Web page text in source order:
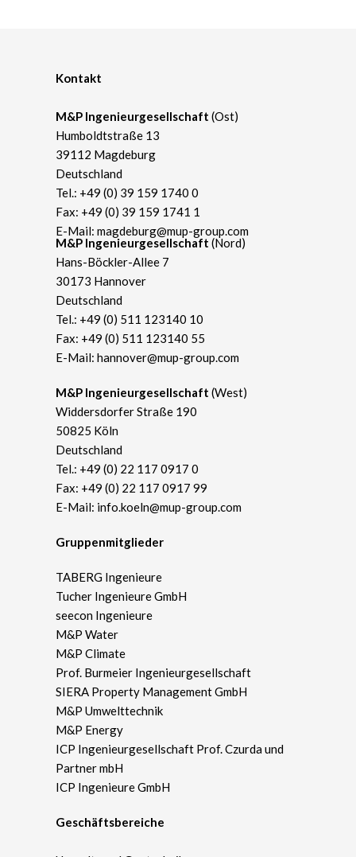
Geschäftsbereiche
Gruppenmitglieder
TABERG Ingenieure
Tucher Ingenieure GmbH
seecon Ingenieure
M&P Water
M&P Climate
Prof. Burmeier Ingenieurgesellschaft
SIERA Property Management GmbH
M&P Umwelttechnik
M&P Energy
ICP Ingenieurgesellschaft Prof. Czurda und
Partner mbH
ICP Ingenieure GmbH
​M&P Ingenieurgesellschaft (Nord)
Hans-Böckler-Allee 7
30173 Hannover
Deutschland
Tel.: +49 (0) 511 123140 10
Fax: +49 (0) 511 123140 55
E-Mail: hannover@mup-group.com
​M&P Ingenieurgesellschaft (West)
Widdersdorfer Straße 190
50825 Köln
Deutschland
Tel.: +49 (0) 22 117 0917 0
Fax: +49 (0) 22 117 0917 99
E-Mail: info.koeln@mup-group.com
Kontakt
M&P Ingenieurgesellschaft (Ost)
Humboldtstraße 13
39112 Magdeburg
Deutschland
Tel.: +49 (0) 39 159 1740 0
Fax: +49 (0) 39 159 1741 1
E-Mail: magdeburg@mup-group.com